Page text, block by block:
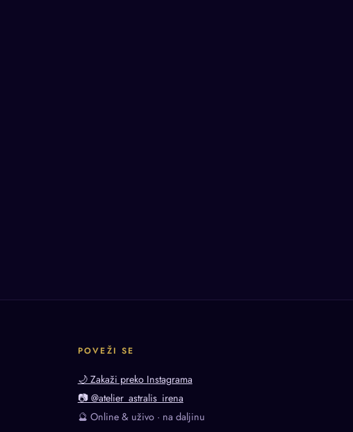
POVEŽI SE
🌙 Zakaži preko Instagrama
📷 @atelier_astralis_irena
🔮 Online & uživo · na daljinu